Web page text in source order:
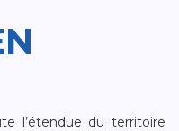
l’étendue du territoire